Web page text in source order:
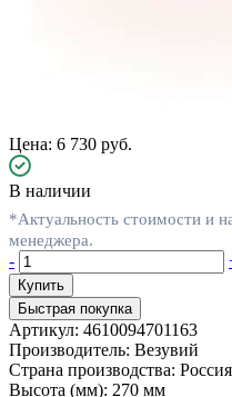
Цена: 6 730 руб.
В наличии
*Актуальность стоимости и
менеджера.
-
Быстрая покупка
Артикул: 4610094701163
Производитель: Везувий
Страна производства: Россия
Высота (мм): 270 мм